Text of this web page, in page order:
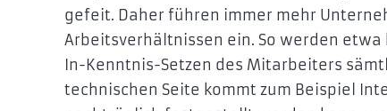
gefeit. Daher führen immer mehr
Arbeitsverhältnissen ein. So werden
In-Kenntnis-Setzen des Mitarbeiters
technischen Seite kommt zum Beispiel